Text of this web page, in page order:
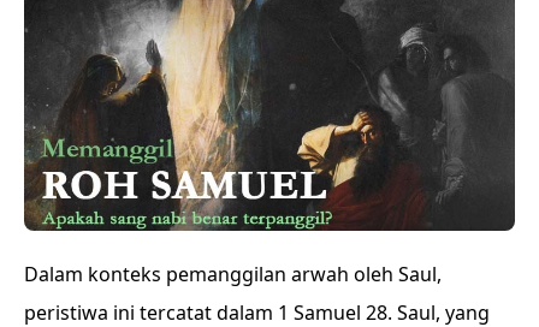
Dalam konteks pemanggilan arwah oleh Saul,
peristiwa ini tercatat dalam 1 Samuel 28. Saul, yang